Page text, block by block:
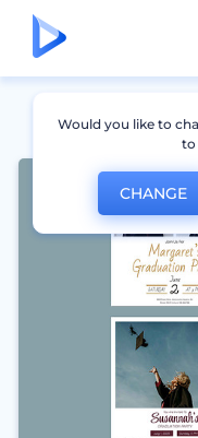
Would you like to
to
CHANGE